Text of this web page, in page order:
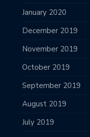
January 2020
December 2019
November 2019
October 2019
September 2019
August 2019
July 2019